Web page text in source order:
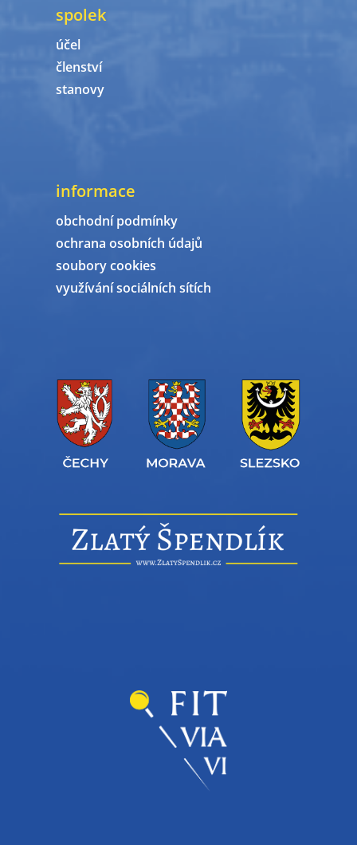
spolek
účel
členství
stanovy
informace
obchodní podmínky
ochrana osobních údajů
soubory cookies
využívání sociálních sítích